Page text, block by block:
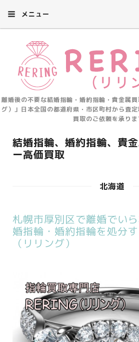
メニュー
離婚後の不要な結婚指輪・婚約指輪・貴金属
グ）」日本全国の都道府県・市区町村から査
買取のご依頼を承りま
結婚指輪、婚約指輪、貴
ー高価買取
北海道
札幌市厚別区で離婚でい
婚指輪・婚約指輪を処分
（リリング）